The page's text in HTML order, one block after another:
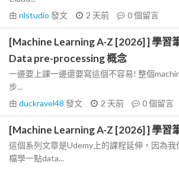
由 nlstudio 發文 2 天前 0個留言
[Machine Learning A-Z [2026] ] 學習
Data pre-processing 概念
一邊要上課一邊還要寫這個不容易! 整個
步...
由 duckravel48 發文 2 天前 0個留言
[Machine Learning A-Z [2026] ] 學習
這個系列文章是Udemy上的課程延伸，因為我
檔學一點data...